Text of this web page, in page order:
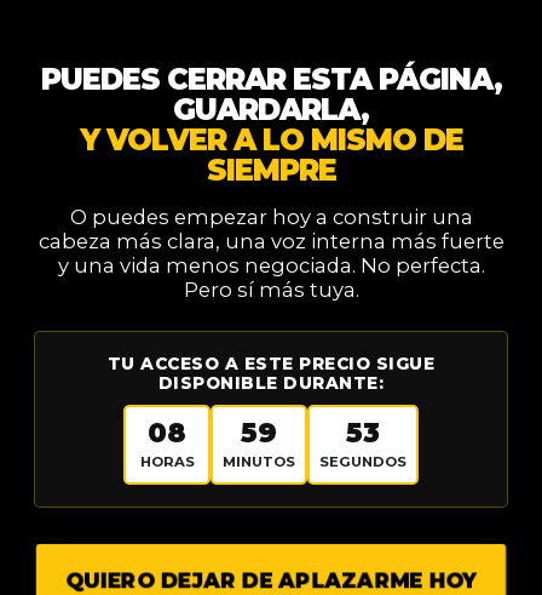
PUEDES CERRAR ESTA PÁGINA,
GUARDARLA,
Y VOLVER A LO MISMO DE
SIEMPRE
O puedes empezar hoy a construir una
cabeza más clara, una voz interna más fuerte
y una vida menos negociada. No perfecta.
Pero sí más tuya.
TU ACCESO A ESTE PRECIO SIGUE
DISPONIBLE DURANTE:
08
HORAS
59
MINUTOS
52
SEGUNDOS
QUIERO DEJAR DE APLAZARME HOY